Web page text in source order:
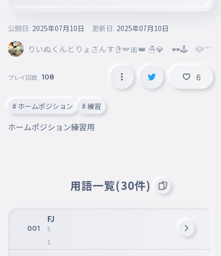
りいぬくんとりょさんすき🪽🎀👑 ☃💎 🕶️🕹️ 🐶🐉
公開日: 2025年07月10日 更新日: 2025年07月10日
プレイ回数 108 6
# ホームポジション # 練習
ホームポジション練習用
用語一覧(30件)
001
FJ
fj
1